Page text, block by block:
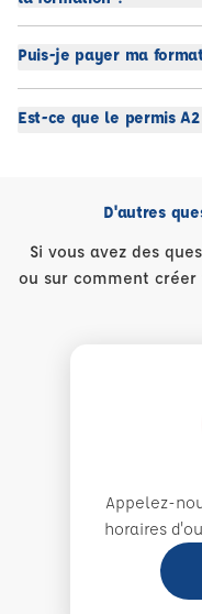
Puis-je payer ma
Est-ce que le permis
D'autres
Si vous avez des
ou sur comment créer
Appelez-
horaires